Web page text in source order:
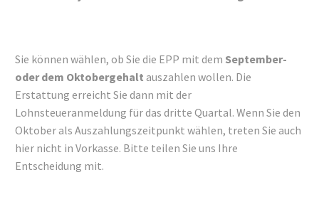
Sie können wählen, ob Sie die EPP mit dem September-
oder dem Oktobergehalt auszahlen wollen. Die
Erstattung erreicht Sie dann mit der
Lohnsteueranmeldung für das dritte Quartal. Wenn Sie den
Oktober als Auszahlungszeitpunkt wählen, treten Sie auch
hier nicht in Vorkasse. Bitte teilen Sie uns Ihre
Entscheidung mit.